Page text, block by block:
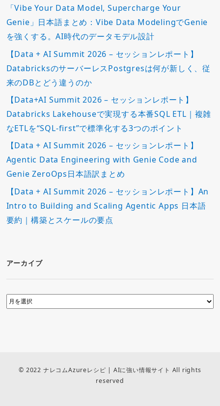
「Vibe Your Data Model, Supercharge Your
Genie」日本語まとめ：Vibe Data ModelingでGenie
を強くする。AI時代のデータモデル設計
【Data + AI Summit 2026 – セッションレポート】
DatabricksのサーバーレスPostgresは何が新しく、従
来のDBとどう違うのか
【Data+AI Summit 2026 – セッションレポート】
Databricks Lakehouseで実現する本番SQL ETL｜複雑
なETLを“SQL-first”で標準化する3つのポイント
【Data + AI Summit 2026 – セッションレポート】
Agentic Data Engineering with Genie Code and
Genie ZeroOps日本語訳まとめ
【Data + AI Summit 2026 – セッションレポート】An
Intro to Building and Scaling Agentic Apps 日本語
要約｜構築とスケールの要点
アーカイブ
© 2022 ナレコムAzureレシピ | AIに強い情報サイト All rights
reserved